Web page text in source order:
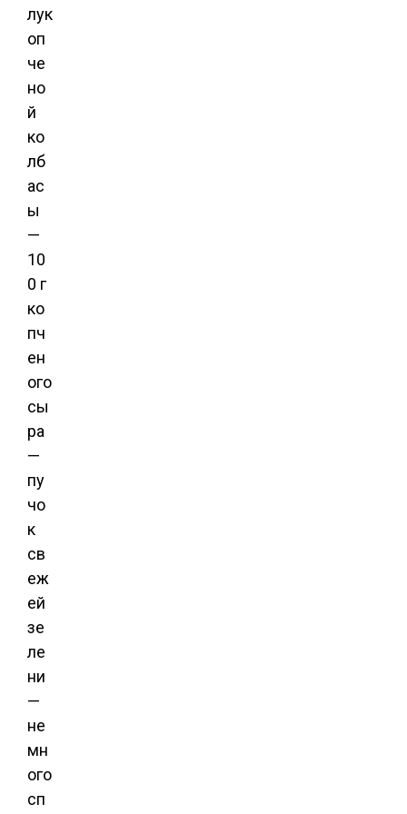
лук
оп
че
но
й
ко
лб
ас
ы
—
10
0 г
ко
пч
ен
ого
сы
ра
—
пу
чо
к
св
еж
ей
зе
ле
ни
—
не
мн
ого
сп